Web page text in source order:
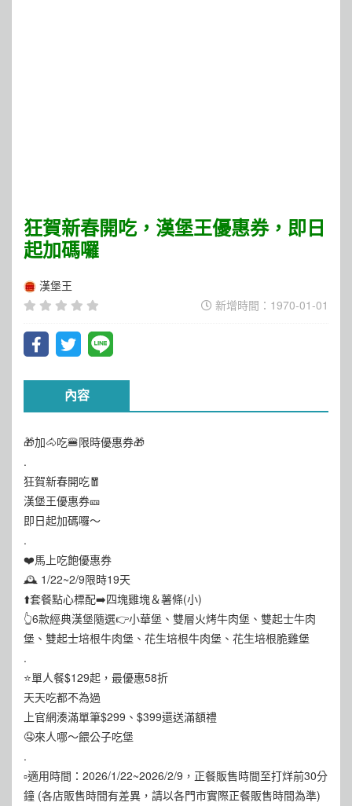
狂賀新春開吃，漢堡王優惠券，即日
起加碼囉
漢堡王
新增時間：1970-01-01
內容
🎁加🐴吃🍔限時優惠券🎁
.
狂賀新春開吃🧧
漢堡王優惠券🎫
即日起加碼囉～
.
❤️馬上吃飽優惠券
🕰️ 1/22~2/9限時19天
⬆️套餐點心標配➡️四塊雞塊＆薯條(小)
👆6款經典漢堡隨選👉小華堡、雙層火烤牛肉堡、雙起士牛肉
堡、雙起士培根牛肉堡、花生培根牛肉堡、花生培根脆雞堡
.
⭐單人餐$129起，最優惠58折
天天吃都不為過
上官網湊滿單筆$299、$399還送滿額禮
🤤來人哪～餵公子吃堡
.
▫️適用時間：2026/1/22~2026/2/9，正餐販售時間至打烊前30分
鐘 (各店販售時間有差異，請以各門市實際正餐販售時間為準)